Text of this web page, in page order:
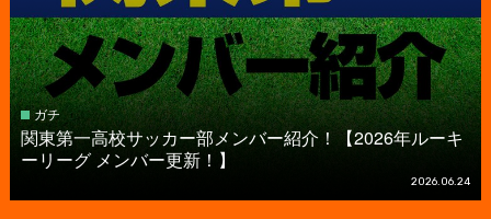
ガチ
関東第一高校サッカー部メンバー紹介！【2026年ルーキ
ーリーグ メンバー更新！】
2026.06.24